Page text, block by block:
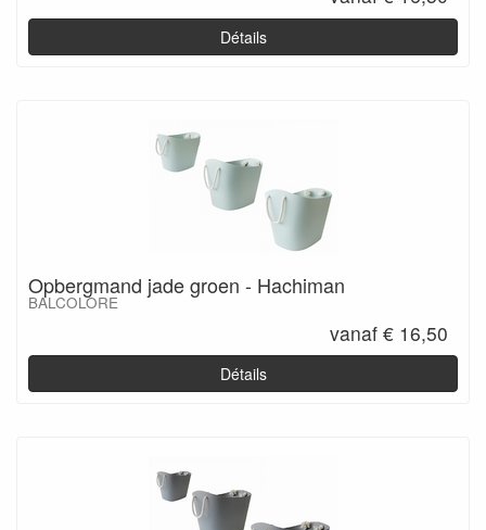
Détails
Opbergmand jade groen - Hachiman
BALCOLORE
vanaf € 16,50
Détails